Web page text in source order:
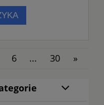
6 ... 30 »